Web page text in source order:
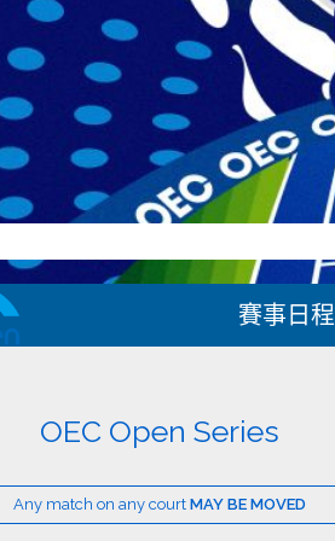
賽事日程
OEC Open Series
Any match on any court MAY BE MOVED